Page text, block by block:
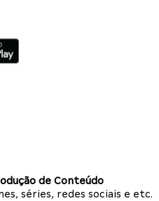
de Conteúdo
séries, redes sociais e etc.